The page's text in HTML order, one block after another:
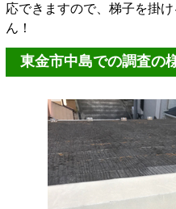
応できますので、梯子を掛
ん！
東金市中島での調査の